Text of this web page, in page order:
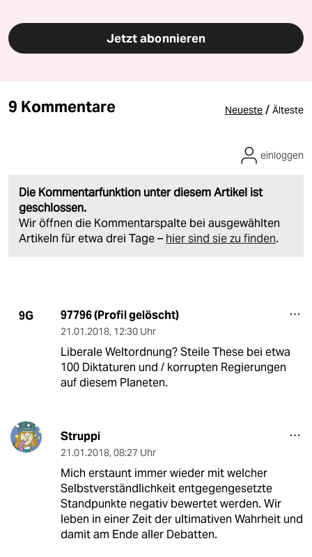
Jetzt abonnieren
9 Kommentare Neueste / Älteste
Die Kommentarfunktion unter diesem Artikel ist
geschlossen.
Wir öffnen die Kommentarspalte bei ausgewählten
Artikeln für etwa drei Tage – hier sind sie zu finden.
einloggen
9G 97796 (Profil gelöscht)
21.01.2018, 12:30 Uhr
Liberale Weltordnung? Steile These bei etwa
100 Diktaturen und / korrupten Regierungen
auf diesem Planeten.
Struppi
21.01.2018, 08:27 Uhr
Mich erstaunt immer wieder mit welcher
Selbstverständlichkeit entgegengesetzte
Standpunkte negativ bewertet werden. Wir
leben in einer Zeit der ultimativen Wahrheit und
damit am Ende aller Debatten.